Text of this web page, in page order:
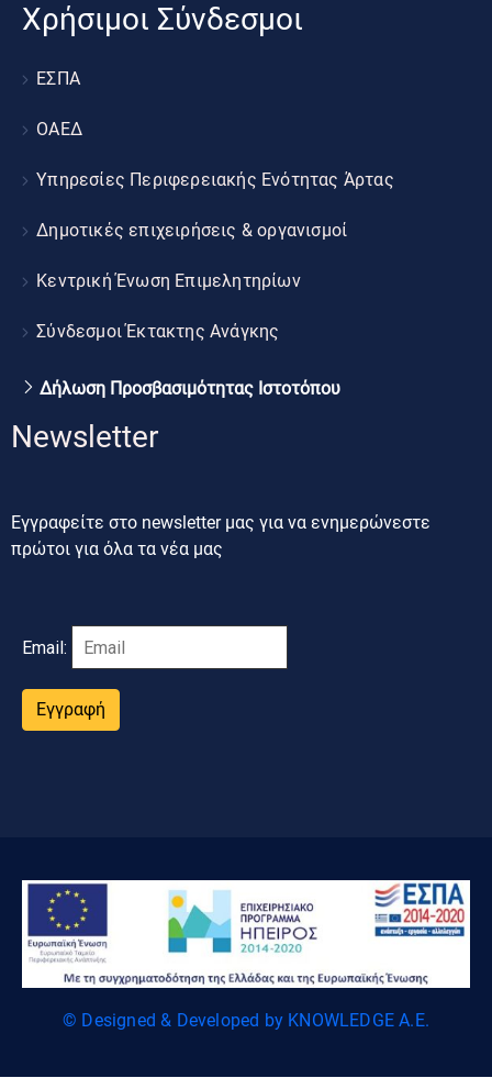
Χρήσιμοι Σύνδεσμοι
ΕΣΠΑ
ΟΑΕΔ
Υπηρεσίες Περιφερειακής Ενότητας Άρτας
Δημοτικές επιχειρήσεις & οργανισμοί
Κεντρική Ένωση Επιμελητηρίων
Σύνδεσμοι Έκτακτης Ανάγκης
Δήλωση Προσβασιμότητας Ιστοτόπου
Newsletter
Εγγραφείτε στο newsletter μας για να ενημερώνεστε
πρώτοι για όλα τα νέα μας
Email:
Εγγραφή
© Designed & Developed by KNOWLEDGE A.E.